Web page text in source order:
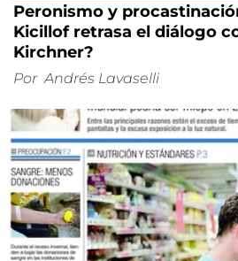
Peronismo y
Kicillof retrasa el diálogo
Kirchner?
Por Andrés Lavaselli